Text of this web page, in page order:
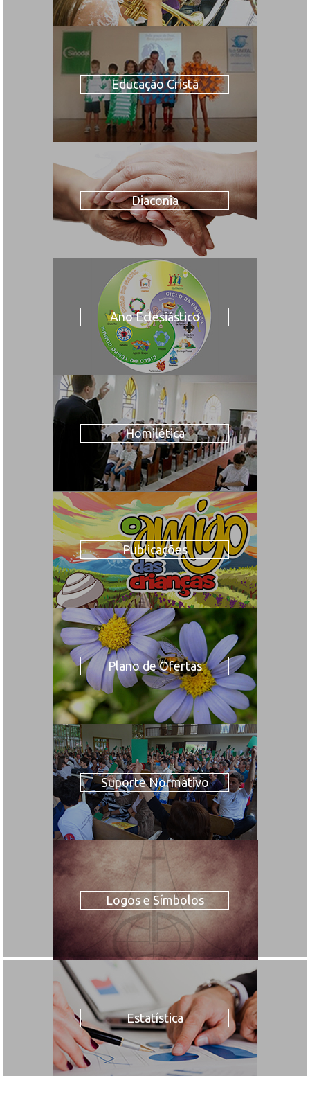
Educação Cristã
Diaconia
Ano Eclesiástico
Homilética
Publicações
Plano de Ofertas
Suporte Normativo
Logos e Símbolos
Estatística